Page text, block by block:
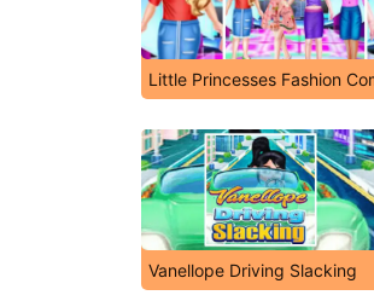
Little Princesses Fashion
Vanellope Driving Slacking